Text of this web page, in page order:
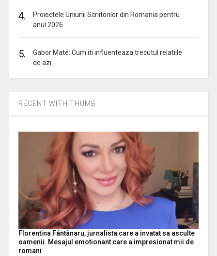
4.
Proiectele Uniunii Scriitorilor din Romania pentru
anul 2026
5.
Gabor Maté: Cum iti influenteaza trecutul relatiile
de azi
RECENT WITH THUMB
Florentina Fântânaru, jurnalista care a invatat sa asculte
oamenii. Mesajul emotionant care a impresionat mii de
romani